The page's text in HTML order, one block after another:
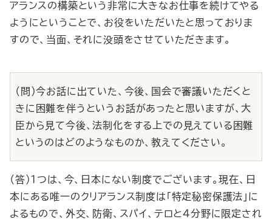
アランスの構築という非常に大きなお仕事を続けてやる
ようにということで、お役をいただいたと思っておりま
すので、当面、それに没頭をさせていただきます。
（問）今お話に出ていた、今後、国会で審議いただくと
きに困難を伴うというお話があったと思いますが、大
臣から見て今後、法制化をする上での見えている困難
というのはどのようなものか、教えてください。
（答）１つは、今、日本にない制度でございます。現在、日
本にある唯一のクリアランス制度は「特定秘密保護法」に
よるもので、外交、防衛、スパイ、テロと４分野に限定され